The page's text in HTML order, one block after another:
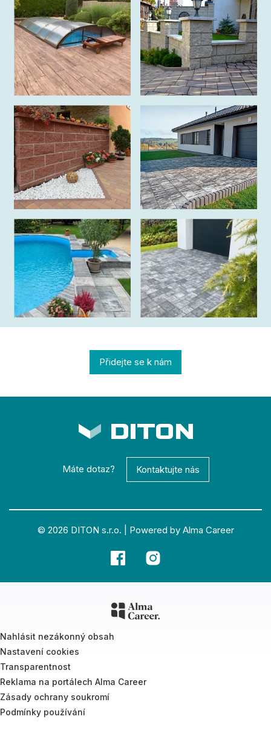
Přidejte se k nám
Máte dotaz? Kontaktujte nás
© 2026 DITON s.r.o. Powered by Alma Career
Nahlásit nezákonný obsah
Nastavení cookies
Transparentnost
Reklama na portálech Alma Career
Zásady ochrany soukromí
Podmínky používání